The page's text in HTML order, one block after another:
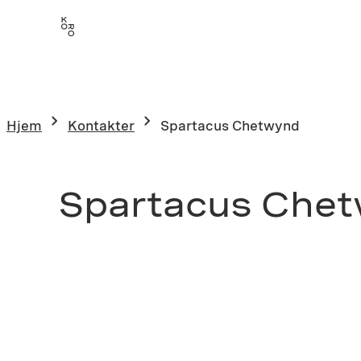
Hjem Kontakter Spartacus Chetwynd
Spartacus